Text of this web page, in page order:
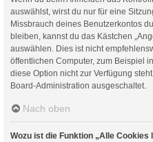
auswählst, wirst du nur für eine
Missbrauch deines Benutzerkontos
bleiben, kannst du das Kästchen
auswählen. Dies ist nicht
öffentlichen Computer, zum Beispiel
diese Option nicht zur Verfügung
Board-Administration ausgeschaltet.
Nach oben
Wozu ist die Funktion „Alle Cookies